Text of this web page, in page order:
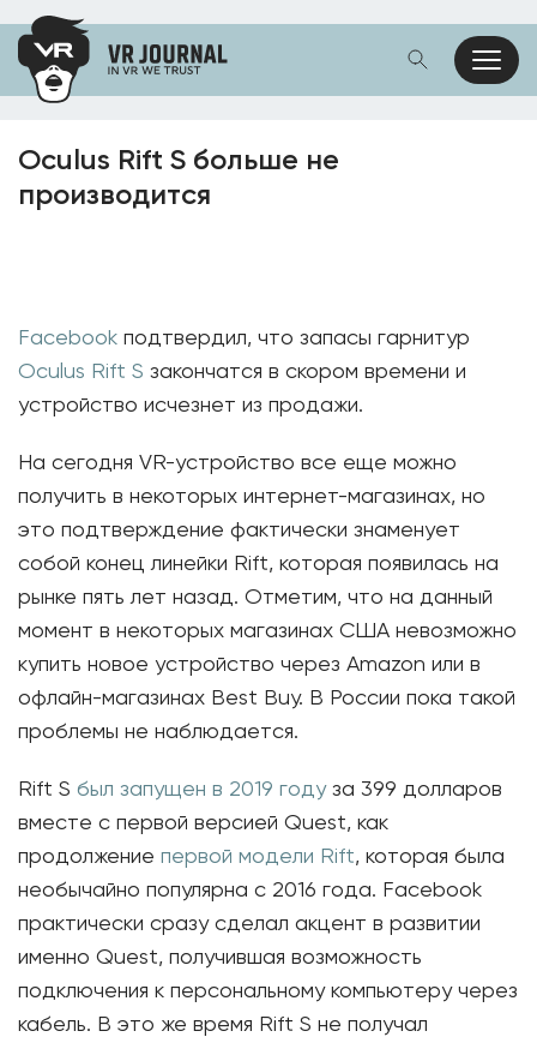
Oculus Rift S больше не
производится
Facebook подтвердил, что запасы гарнитур
Oculus Rift S закончатся в скором времени и
устройство исчезнет из продажи.
На сегодня VR-устройство все еще можно
получить в некоторых интернет-магазинах, но
это подтверждение фактически знаменует
собой конец линейки Rift, которая появилась на
рынке пять лет назад. Отметим, что на данный
момент в некоторых магазинах США невозможно
купить новое устройство через Amazon или в
офлайн-магазинах Best Buy. В России пока такой
проблемы не наблюдается.
Rift S был запущен в 2019 годуза 399 долларов
вместе с первой версией Quest, как
продолжение первой модели Rift, которая была
необычайно популярна с 2016 года. Facebook
практически сразу сделал акцент в развитии
именно Quest, получившая возможность
подключения к персональному компьютеру через
кабель. В это же время Rift S не получал